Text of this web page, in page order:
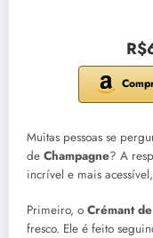
Muitas pessoas se
de Champagne? A
incrível e mais
Primeiro, o Crémant
fresco. Ele é feito